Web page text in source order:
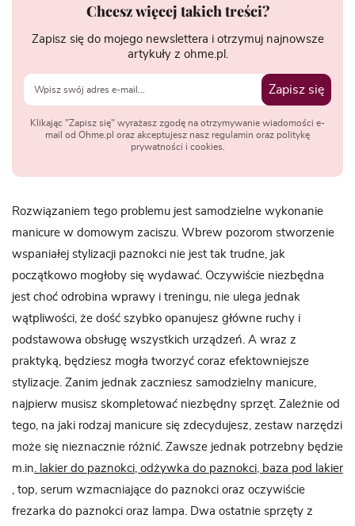
Chcesz więcej takich treści?
Zapisz się do mojego newslettera i otrzymuj najnowsze
artykuły z ohme.pl.
Zapisz się
Klikając "Zapisz się" wyrażasz zgodę na otrzymywanie wiadomości e-
mail od Ohme.pl oraz akceptujesz nasz regulamin oraz politykę
prywatności i cookies.
Rozwiązaniem tego problemu jest samodzielne wykonanie
manicure w domowym zaciszu. Wbrew pozorom stworzenie
wspaniałej stylizacji paznokci nie jest tak trudne, jak
początkowo mogłoby się wydawać. Oczywiście niezbędna
jest choć odrobina wprawy i treningu, nie ulega jednak
wątpliwości, że dość szybko opanujesz główne ruchy i
podstawowa obsługę wszystkich urządzeń. A wraz z
praktyką, będziesz mogła tworzyć coraz efektowniejsze
stylizacje. Zanim jednak zaczniesz samodzielny manicure,
najpierw musisz skompletować niezbędny sprzęt. Zależnie od
tego, na jaki rodzaj manicure się zdecydujesz, zestaw narzędzi
może się nieznacznie różnić. Zawsze jednak potrzebny będzie
m.in. lakier do paznokci, odżywka do paznokci, baza pod lakier
, top, serum wzmacniające do paznokci oraz oczywiście
frezarka do paznokci oraz lampa. Dwa ostatnie sprzęty z